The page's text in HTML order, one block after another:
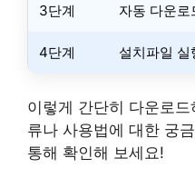
3단계 자동 다운로
4단계 설치파일 실
이렇게 간단히 다운로
류나 사용법에 대한 궁
통해 확인해 보세요!